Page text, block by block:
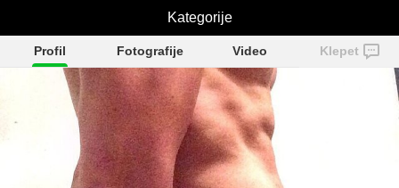
KAITSMAN
Profil Fotografije Video Klepet
Kategorije